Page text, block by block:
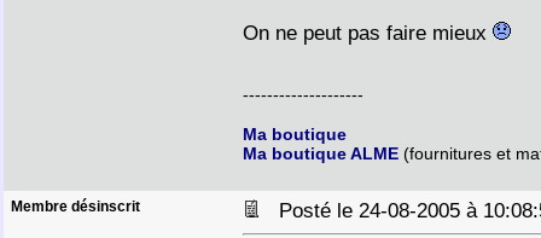
On ne peut pas faire mieux
--------------------
Ma boutique
Ma boutique ALME (fournitures et
Membre désinscrit Posté le 24-08-2005 à